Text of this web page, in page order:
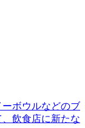
ーボウルなどのブ
飲食店に新たな